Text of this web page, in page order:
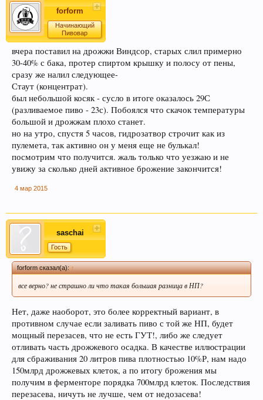
forform
Начинающий
Пивовар
вчера поставил на дрожжи Виндсор, старых слил примерно
30-40% с бака, протер спиртом крышку и полосу от пены,
сразу же налил следующее-
Стаут (концентрат).
был небольшой косяк - сусло в итоге оказалось 29С
(разливаемое пиво - 23с). Побоялся что скачок температуры
большой и дрожжам плохо станет.
но на утро, спустя 5 часов, гидрозатвор строчит как из
пулемета, так активно он у меня еще не булькал!
посмотрим что получится. жаль только что уезжаю и не
увижу за сколько дней активное брожение закончится!
4 мар 2015
saschai
Гость
forform сказал(а):↑
все верно? не страшно ли что такая большая разница в НП?
Нет, даже наоборот, это более корректный вариант, в
противном случае если заливать пиво с той же НП, будет
мощный перезасев, что не есть ГУТ!, либо же следует
отливать часть дрожжевого осадка. В качестве иллюстрации
для сбраживания 20 литров пива плотностью 10%Р, нам надо
150млрд дрожжевых клеток, а по итогу брожения мы
получим в ферменторе порядка 700млрд клеток. Последствия
перезасева, ничуть не лучше, чем от недозасева!